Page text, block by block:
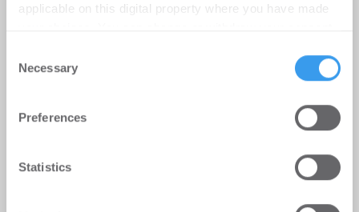
applicable on this digital property where you have made
the Privacy trigger icon.
Find out more about how your personal data is processed
and set your preferences in the
We use cookies to personalise content and ads, to
provide social media features and to analyse our traffic.
Selection
Necessary
Preferences
Statistics
Schirmherrin
registriert, erstellen Sie sich jetzt Ihren